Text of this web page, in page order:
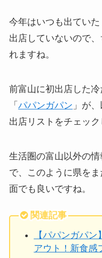
今年はいつも出てい
出店していないので
れますね。
前富山に初出店した
「 パパンガパン 」が
出店リストをチェック
生活圏の富山以外の
で、このように県を
面でも良いですね。
関連記事
【パパンガパ
アウト！新食感